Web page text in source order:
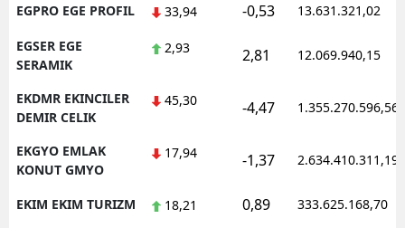
EGPRO EGE PROFIL 33,94 -0,53 13.631.321,02
EGSER EGE
SERAMIK
2,93 2,81 12.069.940,15
EKDMR EKINCILER
DEMIR CELIK
45,30 -4,47 1.355.270.596,56
EKGYO EMLAK
KONUT GMYO
17,94 -1,37 2.634.410.311,19
EKIM EKIM TURIZM 18,21 0,89 333.625.168,70